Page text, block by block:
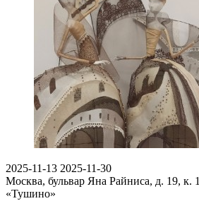
2025-11-13 2025-11-30
Москва, бульвар Яна Райниса, д. 19, к. 1
«Тушино»